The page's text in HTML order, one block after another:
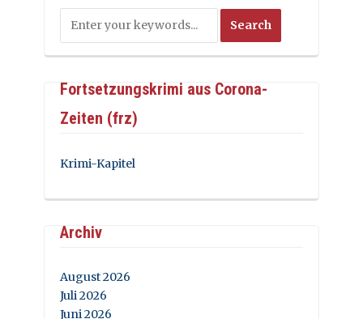
Fortsetzungskrimi aus Corona-
Zeiten (frz)
Krimi-Kapitel
Archiv
August 2026
Juli 2026
Juni 2026